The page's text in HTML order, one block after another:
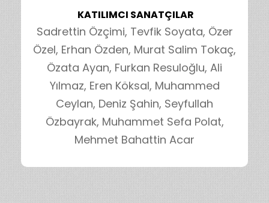
KATILIMCI SANATÇILAR
Sadrettin Özçimi, Tevfik Soyata, Özer
Özel, Erhan Özden, Murat Salim Tokaç,
Özata Ayan, Furkan Resuloğlu, Ali
Yılmaz, Eren Köksal, Muhammed
Ceylan, Deniz Şahin, Seyfullah
Özbayrak, Muhammet Sefa Polat,
Mehmet Bahattin Acar